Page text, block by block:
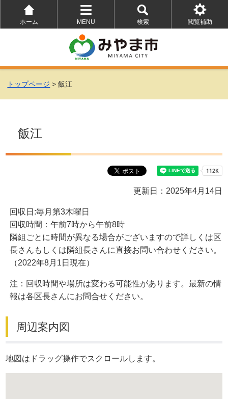
ホーム
MENU
を
開
く
検索
を
開
く
閲覧補助
を
トップページ > 飯江
飯江
更新日：2025年4月14日
回収日:毎月第3木曜日
回収時間：午前7時から午前8時
隣組ごとに時間が異なる場合がございますので詳しくは区
長さんもしくは隣組長さんに直接お問い合わせください。
（2022年8月1日現在）
注：回収時間や場所は変わる可能性があります。最新の情
報は各区長さんにお問合せください。
周辺案内図
地図はドラッグ操作でスクロールします。